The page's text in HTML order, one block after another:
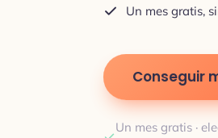
Un mes gratis,
Conseguir
Un mes gratis ·